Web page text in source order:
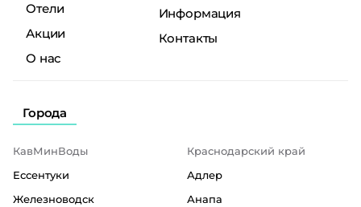
Отели
Акции
О нас
Информация
Контакты
Города
КавМинВоды
Ессентуки
Железноводск
Краснодарский край
Адлер
Анапа